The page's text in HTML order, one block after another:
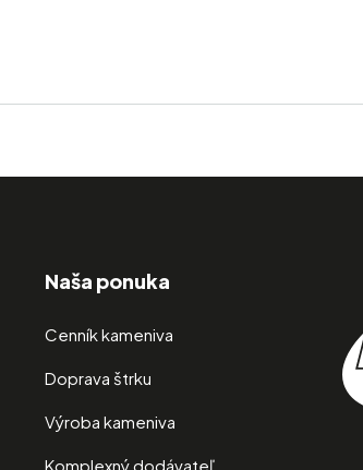
Naša ponuka
Cenník kameniva
Doprava štrku
Výroba kameniva
Komplexný dodávateľ